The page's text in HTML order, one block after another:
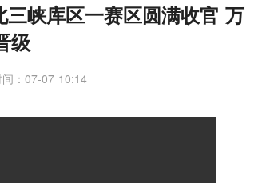
峡库区一赛区圆满收官 万
级
间：07-07 10:14